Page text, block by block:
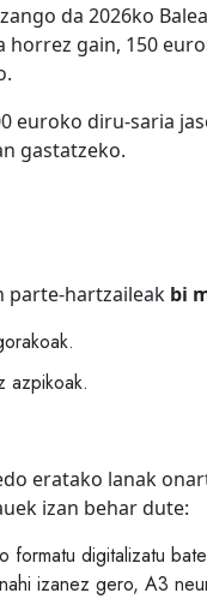
da 2026ko
horrez gain, 150
euroko diru-saria
gastatzeko.
parte-hartzaileak bi
azpikoak.
eratako lanak
izan behar dute:
formatu digitalizatu
izanez gero, A3